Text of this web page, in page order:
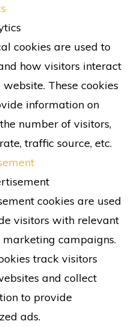
cookies are used to
how visitors interact
These cookies
information on
number of visitors,
traffic source, etc.
cookies are used
visitors with relevant
marketing campaigns.
track visitors
and collect
to provide
ads.